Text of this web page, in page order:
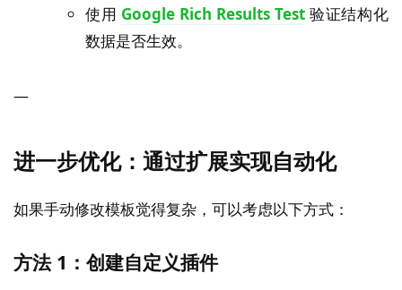
使用 Google Rich Results Test验证结构化
数据是否生效。
—
进一步优化：通过扩展实现自动化
如果手动修改模板觉得复杂，可以考虑以下方式：
方法 1：创建自定义插件